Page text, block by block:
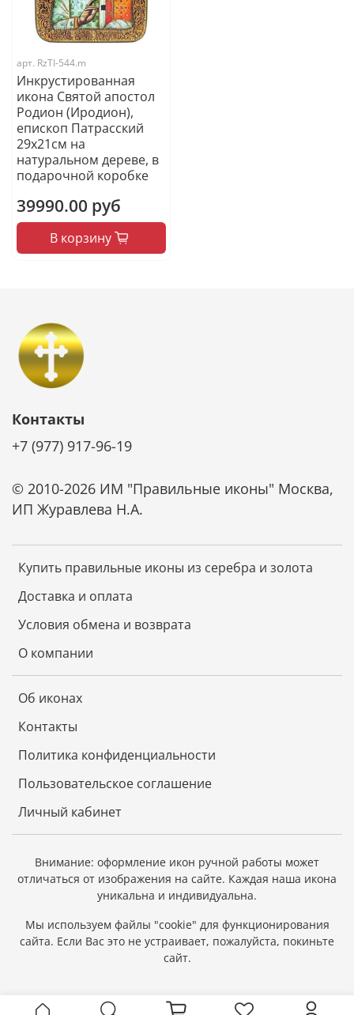
арт. RzTI-544.m
Инкрустированная
икона Святой апостол
Родион (Иродион),
епископ Патрасский
29х21см на
натуральном дереве, в
подарочной коробке
39990.00 руб
В корзину
Купить правильные иконы из серебра и золота
Доставка и оплата
Условия обмена и возврата
О компании
Об иконах
Контакты
Политика конфиденциальности
Пользовательское соглашение
Личный кабинет
Контакты
+7 (977) 917-96-19
© 2010-2026 ИМ "Правильные иконы" Москва,
ИП Журавлева Н.А.
Внимание: оформление икон ручной работы может
отличаться от изображения на сайте. Каждая наша икона
уникальна и индивидуальна.
Мы используем файлы "cookie" для функционирования
сайта. Если Вас это не устраивает, пожалуйста, покиньте
сайт.